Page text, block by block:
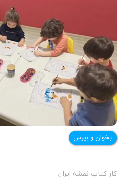
بخوان و بپرس
کار کتاب نقشه ایران